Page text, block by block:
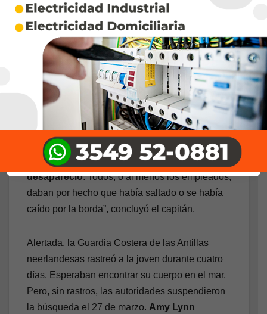
preocupado por Amy más que su familia.
Recién a las 7.50 personal del crucero comenzó
a llamar por altavoces tímidamente a Amy
solicitándole que se acercara a la recepción.
Nadie usó la palabra desaparición.
“A las 9, como su familia no la encontró,
decidimos hacer una búsqueda”, explicó el
capitán. La tripulación recorrió el barco y revisó
cada camarote. “No la encontramos, solo
desapareció. Todos, o al menos los empleados,
daban por hecho que había saltado o se había
caído por la borda”, concluyó el capitán.
Alertada, la Guardia Costera de las Antillas
neerlandesas rastreó a la joven durante cuatro
días. Esperaban encontrar su cuerpo en el mar.
Pero, sin rastros, las autoridades suspendieron
la búsqueda el 27 de marzo. Amy Lynn